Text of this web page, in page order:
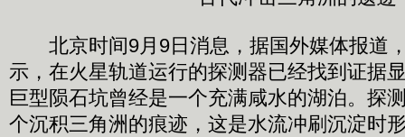
北京时间9月9日消息，据国外媒体报道
示，在火星轨道运行的探测器已经找到证据
巨型陨石坑曾经是一个充满咸水的湖泊。探
个沉积三角洲的痕迹，这是水流冲刷沉淀时